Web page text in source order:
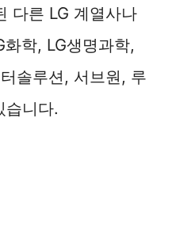
다른 LG 계열사나
학, LG생명과학,
솔루션, 서브원, 루
습니다.